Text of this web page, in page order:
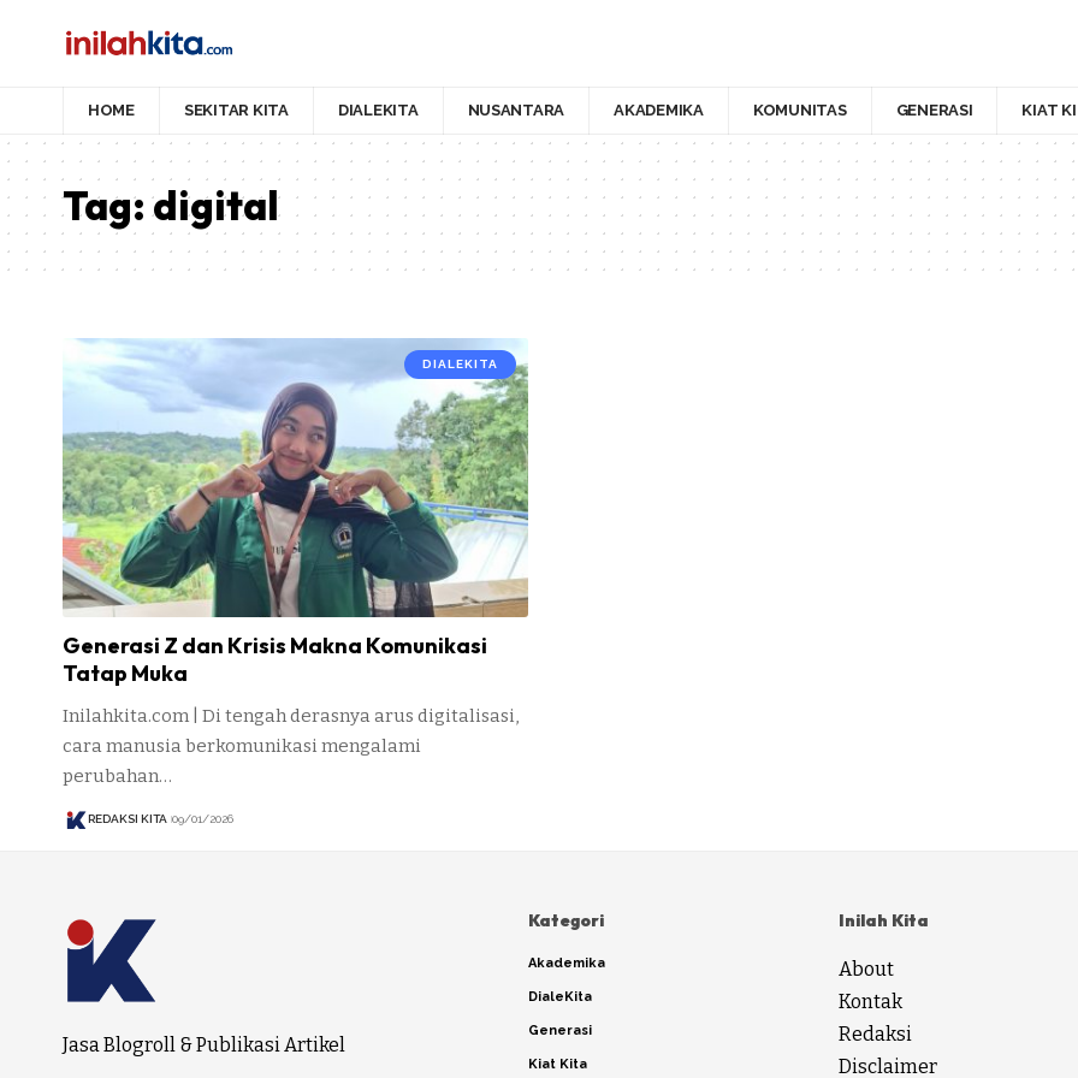
HOME SEKITAR KITA DIALEKITA NUSANTARA AKADEMIKA KOMUNITAS GENERASI KIAT
Tag:digital
DIALEKITA
Generasi Z dan Krisis Makna Komunikasi
Tatap Muka
Inilahkita.com | Di tengah derasnya arus digitalisasi,
cara manusia berkomunikasi mengalami
perubahan…
REDAKSI KITA 09/01/2026
Jasa Blogroll & Publikasi Artikel
Kategori
Akademika
DialeKita
Generasi
Kiat Kita
Inilah Kita
About
Kontak
Redaksi
Disclaimer